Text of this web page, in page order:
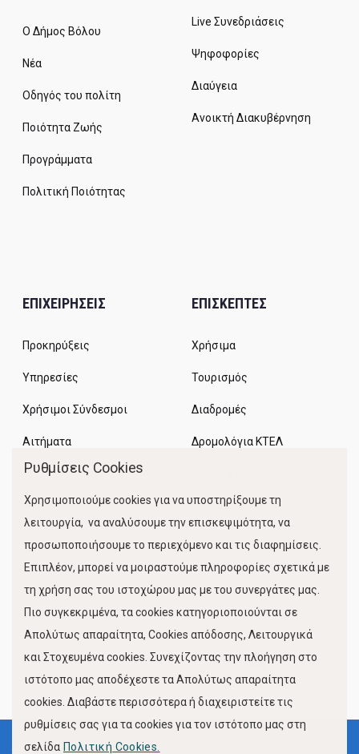
Ο Δήμος Βόλου
Νέα
Οδηγός του πολίτη
Ποιότητα Ζωής
Προγράμματα
Πολιτική Ποιότητας
Live Συνεδριάσεις
Ψηφοφορίες
Διαύγεια
Ανοικτή Διακυβέρνηση
ΕΠΙΧΕΙΡΗΣΕΙΣ
Προκηρύξεις
Υπηρεσίες
Χρήσιμοι Σύνδεσμοι
Αιτήματα
ΕΠΙΣΚΕΠΤΕΣ
Χρήσιμα
Τουρισμός
Διαδρομές
Δρομολόγια ΚΤΕΛ
Κίνηση Λιμένος
FOLLOW US
Ρυθμίσεις Cookies
Χρησιμοποιούμε cookies για να υποστηρίξουμε τη
λειτουργία, να αναλύσουμε την επισκεψιμότητα, να
προσωποποιήσουμε το περιεχόμενο και τις διαφημίσεις.
Επιπλέον, μπορεί να μοιραστούμε πληροφορίες σχετικά με
τη χρήση σας του ιστοχώρου μας με του συνεργάτες μας.
Πιο συγκεκριμένα, τα cookies κατηγοριοποιούνται σε
Απολύτως απαραίτητα, Cookies απόδοσης, Λειτουργικά
και Στοχευμένα cookies. Συνεχίζοντας την πλοήγηση στο
ιστότοπο μας αποδέχεστε τα Απολύτως απαραίτητα
cookies. Διαβάστε περισσότερα ή διαχειριστείτε τις
ρυθμίσεις σας για τα cookies για τον ιστότοπο μας στη
σελίδα Πολιτική Cookies.